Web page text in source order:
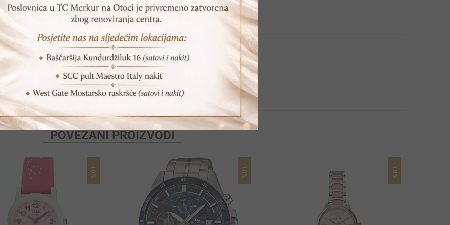
Print Pošalji prijatelju
POVEZANI PROIZVODI
-10% -10% -10%